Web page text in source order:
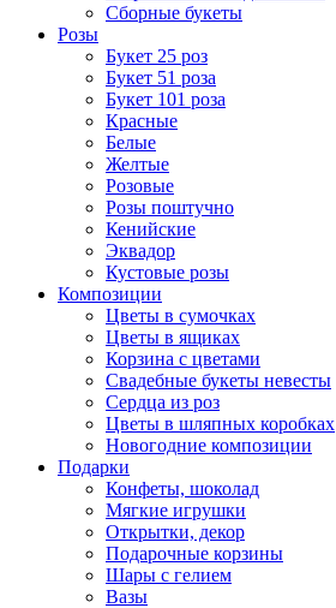
Сборные букеты
Розы
Букет 25 роз
Букет 51 роза
Букет 101 роза
Красные
Белые
Желтые
Розовые
Розы поштучно
Кенийские
Эквадор
Кустовые розы
Композиции
Цветы в сумочках
Цветы в ящиках
Корзина с цветами
Свадебные букеты невесты
Сердца из роз
Цветы в шляпных коробках
Новогодние композиции
Подарки
Конфеты, шоколад
Мягкие игрушки
Открытки, декор
Подарочные корзины
Шары с гелием
Вазы